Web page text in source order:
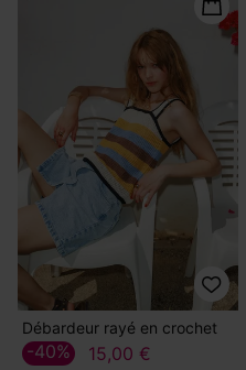
Débardeur rayé en crochet
15,00 €
-40%